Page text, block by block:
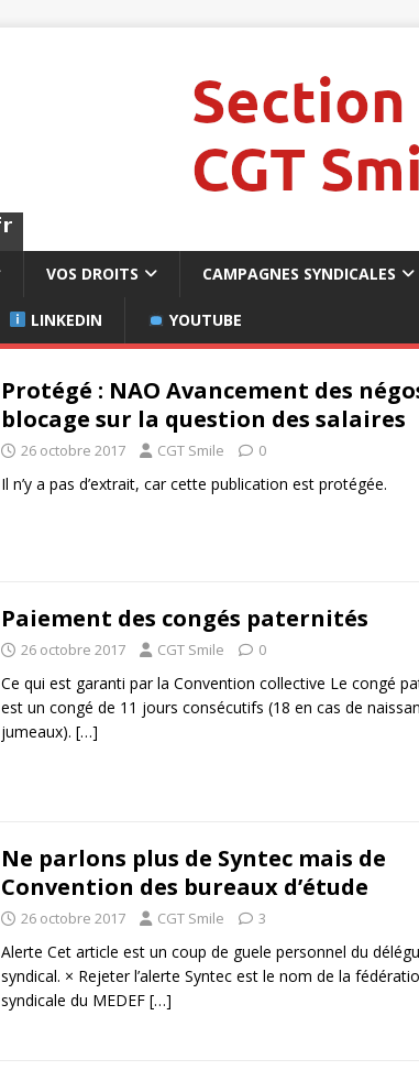
VOS DROITS CAMPAGNES SYNDICALES
LINKEDIN YOUTUBE
Protégé : NAO Avancement des
blocage sur la question des salaires
26 octobre 2017 CGT Smile 0
Il n’y a pas d’extrait, car cette publication est protégée.
Paiement des congés paternités
26 octobre 2017 CGT Smile 0
Ce qui est garanti par la Convention collective Le congé
est un congé de 11 jours consécutifs (18 en cas de
jumeaux). […]
Ne parlons plus de Syntec mais de
Convention des bureaux d’étude
26 octobre 2017 CGT Smile 3
Alerte Cet article est un coup de guele personnel du
syndical. × Rejeter l’alerte Syntec est le nom de la
syndicale du MEDEF […]